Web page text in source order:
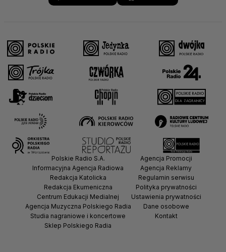
Polskie Radio S.A.
Informacyjna Agencja Radiowa
Redakcja Katolicka
Redakcja Ekumeniczna
Centrum Edukacji Medialnej
Agencja Muzyczna Polskiego Radia
Studia nagraniowe i koncertowe
Sklep Polskiego Radia
Agencja Promocji
Agencja Reklamy
Regulamin serwisu
Polityka prywatności
Ustawienia prywatności
Dane osobowe
Kontakt